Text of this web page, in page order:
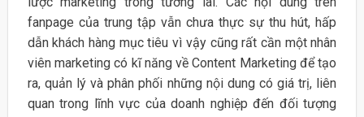
fanpage của trung tập vẫn chưa thực sự thu hút, hấp
dẫn khách hàng mục tiêu vì vậy cũng rất cần một nhân
viên marketing có kĩ năng về Content Marketing để tạo
ra, quản lý và phân phối những nội dung có giá trị, liên
quan trong lĩnh vực của doanh nghiệp đến đối tượng